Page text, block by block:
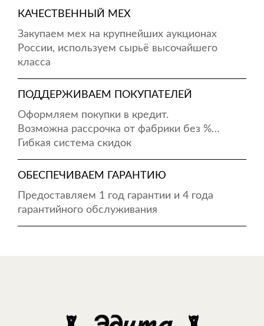
КАЧЕСТВЕННЫЙ МЕХ
Закупаем мех на крупнейших аукционах
России, используем сырьё высочайшего
класса
ПОДДЕРЖИВАЕМ ПОКУПАТЕЛЕЙ
Оформляем покупки в кредит.
Возможна рассрочка от фабрики без %…
Гибкая система скидок
ОБЕСПЕЧИВАЕМ ГАРАНТИЮ
Предоставляем 1 год гарантии и 4 года
гарантийного обслуживания